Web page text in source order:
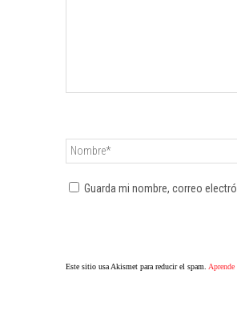
Guarda mi nombre, correo
Este sitio usa Akismet para reducir el spam.